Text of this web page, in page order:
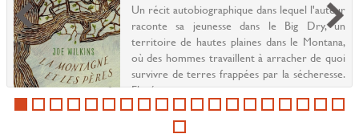
Un récit autobiographique dans lequel l'auteur
raconte sa jeunesse dans le Big Dry, un
territoire de hautes plaines dans le Montana,
où des hommes travaillent à arracher de quoi
survivre de terres frappées par la sécheresse.
Elevé...